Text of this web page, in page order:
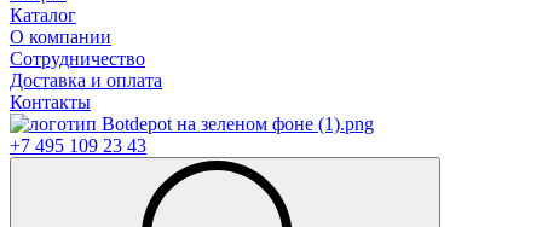
Каталог
О компании
Сотрудничество
Доставка и оплата
Контакты
+7 495 109 23 43